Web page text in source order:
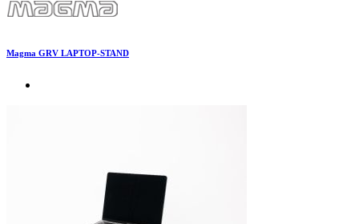
Magma GRV LAPTOP-STAND